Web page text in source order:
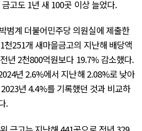
고도 1년 새 100곳 이상 늘었다.
범계 더불어민주당 의원실에 제출한
천251개 새마을금고의 지난해 배당액
년 2천800억원보다 19.7% 감소했다.
년 2.6%에서 지난해 2.08%로 낮아
년 4.4%를 기록했던 것과 비교하
.